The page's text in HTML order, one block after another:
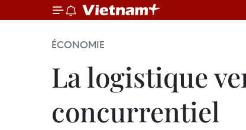
ÉCONOMIE
La logistique
concurrentiel